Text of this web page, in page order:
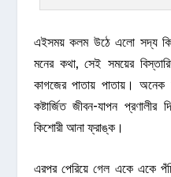
এইসময় কলম উঠে এলো সদ্য
মনের কথা, সেই সময়ের
কাগজের পাতায় পাতায়।
কষ্টার্জিত জীবন-যাপন
কিশোরী আনা ফ্রাঙ্ক।
এরপর পেরিয়ে গেল একে একে